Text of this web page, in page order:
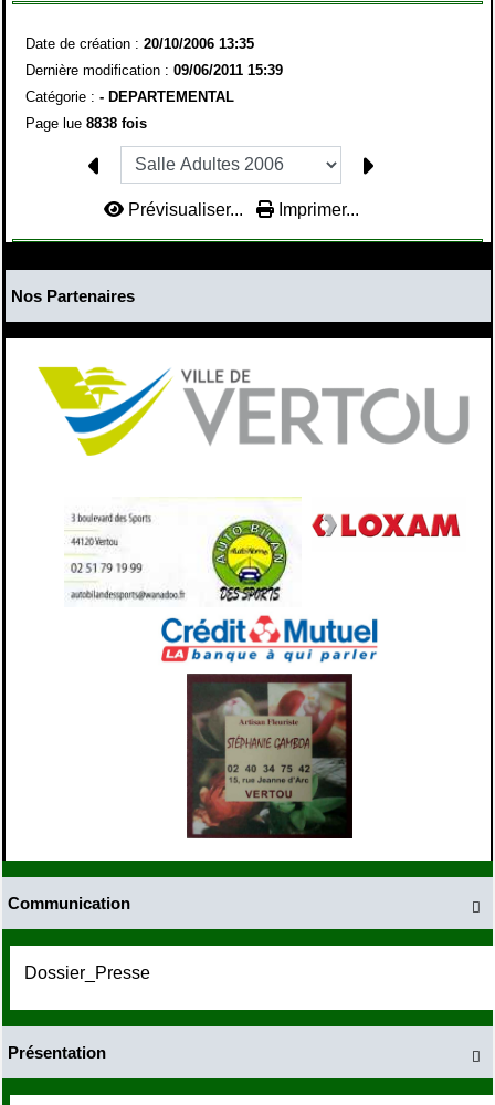

Communication
Dossier_Presse

Présentation
Date de création : 20/10/2006 13:35
Dernière modification : 09/06/2011 15:39
Catégorie : - DEPARTEMENTAL
Page lue 8838 fois
Prévisualiser... Imprimer...
Nos Partenaires